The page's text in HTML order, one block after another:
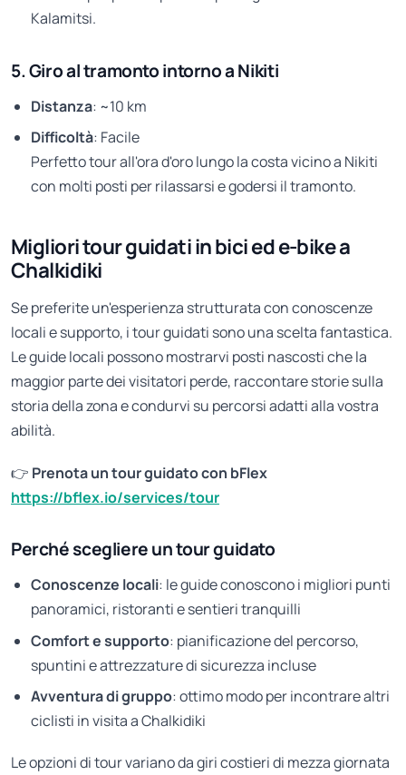
Kalamitsi.
5. Giro al tramonto intorno a Nikiti
Distanza: ~10 km
Difficoltà: Facile
Perfetto tour all'ora d'oro lungo la costa vicino a Nikiti
con molti posti per rilassarsi e godersi il tramonto.
Migliori tour guidati in bici ed e-bike a
Chalkidiki
Se preferite un'esperienza strutturata con conoscenze
locali e supporto, i tour guidati sono una scelta fantastica.
Le guide locali possono mostrarvi posti nascosti che la
maggior parte dei visitatori perde, raccontare storie sulla
storia della zona e condurvi su percorsi adatti alla vostra
abilità.
👉 Prenota un tour guidato con bFlex
https://bflex.io/services/tour
Perché scegliere un tour guidato
Conoscenze locali: le guide conoscono i migliori punti
panoramici, ristoranti e sentieri tranquilli
Comfort e supporto: pianificazione del percorso,
spuntini e attrezzature di sicurezza incluse
Avventura di gruppo: ottimo modo per incontrare altri
ciclisti in visita a Chalkidiki
Le opzioni di tour variano da giri costieri di mezza giornata